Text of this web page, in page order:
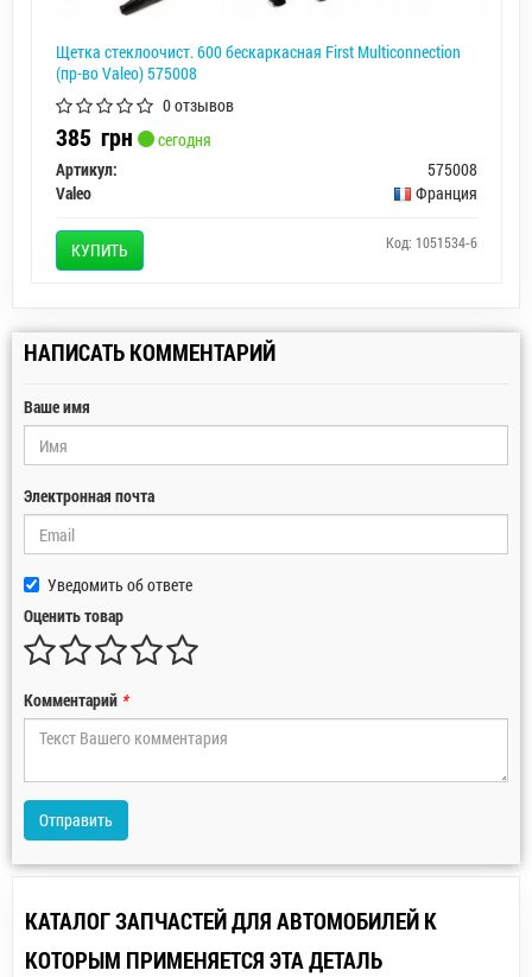
Щетка стеклоочист. 600 бескаркасная First Multiconnection
(пр-во Valeo) 575008
0 отзывов
385 грн
сегодня
Артикул:
575008
Valeo
Франция
КУПИТЬ Код: 1051534-6
НАПИСАТЬ КОММЕНТАРИЙ
Ваше имя
Электронная почта
Уведомить об ответе
Оценить товар
Комментарий *
Отправить
КАТАЛОГ ЗАПЧАСТЕЙ ДЛЯ АВТОМОБИЛЕЙ К
КОТОРЫМ ПРИМЕНЯЕТСЯ ЭТА ДЕТАЛЬ